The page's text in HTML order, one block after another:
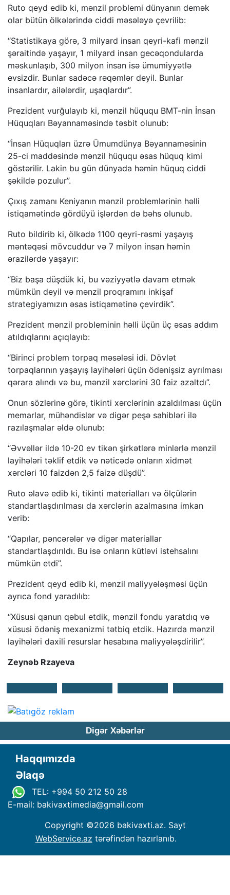
Ruto qeyd edib ki, mənzil problemi dünyanın demək
olar bütün ölkələrində ciddi məsələyə çevrilib:
“Statistikaya görə, 3 milyard insan qeyri-kafi mənzil
şəraitində yaşayır, 1 milyard insan gecəqondularda
məskunlaşıb, 300 milyon insan isə ümumiyyətlə
evsizdir. Bunlar sadəcə rəqəmlər deyil. Bunlar
insanlardır, ailələrdir, uşaqlardır”.
Prezident vurğulayıb ki, mənzil hüququ BMT-nin İnsan
Hüquqları Bəyannaməsində təsbit olunub:
“İnsan Hüquqları üzrə Ümumdünya Bəyannaməsinin
25-ci maddəsində mənzil hüququ əsas hüquq kimi
göstərilir. Lakin bu gün dünyada həmin hüquq ciddi
şəkildə pozulur”.
Çıxış zamanı Keniyanın mənzil problemlərinin həlli
istiqamətində gördüyü işlərdən də bəhs olunub.
Ruto bildirib ki, ölkədə 1100 qeyri-rəsmi yaşayış
məntəqəsi mövcuddur və 7 milyon insan həmin
ərazilərdə yaşayır:
“Biz başa düşdük ki, bu vəziyyətlə davam etmək
mümkün deyil və mənzil proqramını inkişaf
strategiyamızın əsas istiqamətinə çevirdik”.
Prezident mənzil probleminin həlli üçün üç əsas addım
atıldıqlarını açıqlayıb:
“Birinci problem torpaq məsələsi idi. Dövlət
torpaqlarının yaşayış layihələri üçün ödənişsiz ayrılması
qərara alındı və bu, mənzil xərclərini 30 faiz azaltdı”.
Onun sözlərinə görə, tikinti xərclərinin azaldılması üçün
memarlar, mühəndislər və digər peşə sahibləri ilə
razılaşmalar əldə olunub:
“Əvvəllər ildə 10-20 ev tikən şirkətlərə minlərlə mənzil
layihələri təklif etdik və nəticədə onların xidmət
xərcləri 10 faizdən 2,5 faizə düşdü”.
Ruto əlavə edib ki, tikinti materialları və ölçülərin
standartlaşdırılması da xərclərin azalmasına imkan
verib:
“Qapılar, pəncərələr və digər materiallar
standartlaşdırıldı. Bu isə onların kütləvi istehsalını
mümkün etdi”.
Prezident qeyd edib ki, mənzil maliyyələşməsi üçün
ayrıca fond yaradılıb:
“Xüsusi qanun qəbul etdik, mənzil fondu yaratdıq və
xüsusi ödəniş mexanizmi tətbiq etdik. Hazırda mənzil
layihələri daxili resurslar hesabına maliyyələşdirilir”.
Zeynəb Rzayeva
Digər Xəbərlər
Haqqımızda
Əlaqə
TEL: +994 50 212 50 28
E-mail: bakivaxtimedia@gmail.com
Copyright ©2026 bakivaxti.az. Sayt
WebService.az tərəfindən hazırlanıb.